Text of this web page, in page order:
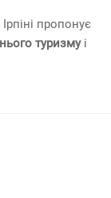
пропонує
туризмуі